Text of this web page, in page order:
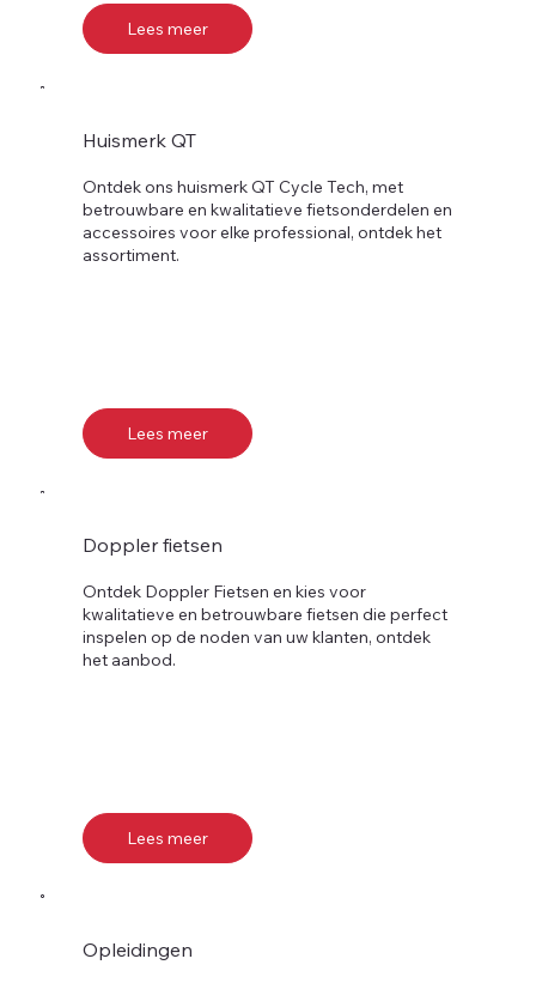
Lees meer
Huismerk QT
Ontdek ons huismerk QT Cycle Tech, met
betrouwbare en kwalitatieve fietsonderdelen en
accessoires voor elke professional, ontdek het
assortiment.
Lees meer
Doppler fietsen
Ontdek Doppler Fietsen en kies voor
kwalitatieve en betrouwbare fietsen die perfect
inspelen op de noden van uw klanten, ontdek
het aanbod.
Lees meer
Opleidingen